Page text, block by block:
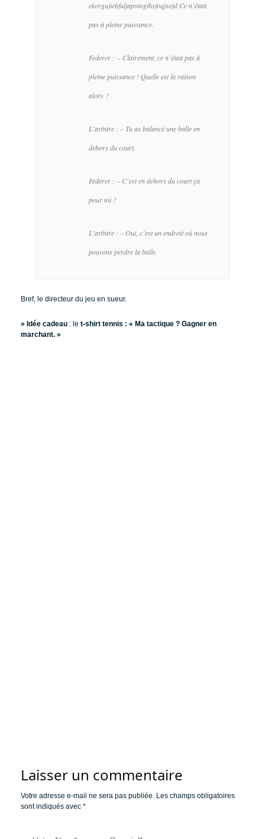
ekorgujiehfidjapoiogihsfoqjsojd Ce n’était
pas à pleine puissance.
Federer : – Clairement, ce n’était pas à
pleine puissance ! Quelle est la raison
alors ?
L’arbitre : – Tu as balancé une balle en
dehors du court.
Federer : – C’est en dehors du court ça
pour toi ?
L’arbitre : – Oui, c’est un endroit où nous
pouvons perdre la balle.
Bref, le directeur du jeu en sueur.
» Idée cadeau : le t-shirt tennis : « Ma tactique ? Gagner en
marchant. »
Laisser un commentaire
Votre adresse e-mail ne sera pas publiée. Les champs obligatoires
sont indiqués avec *